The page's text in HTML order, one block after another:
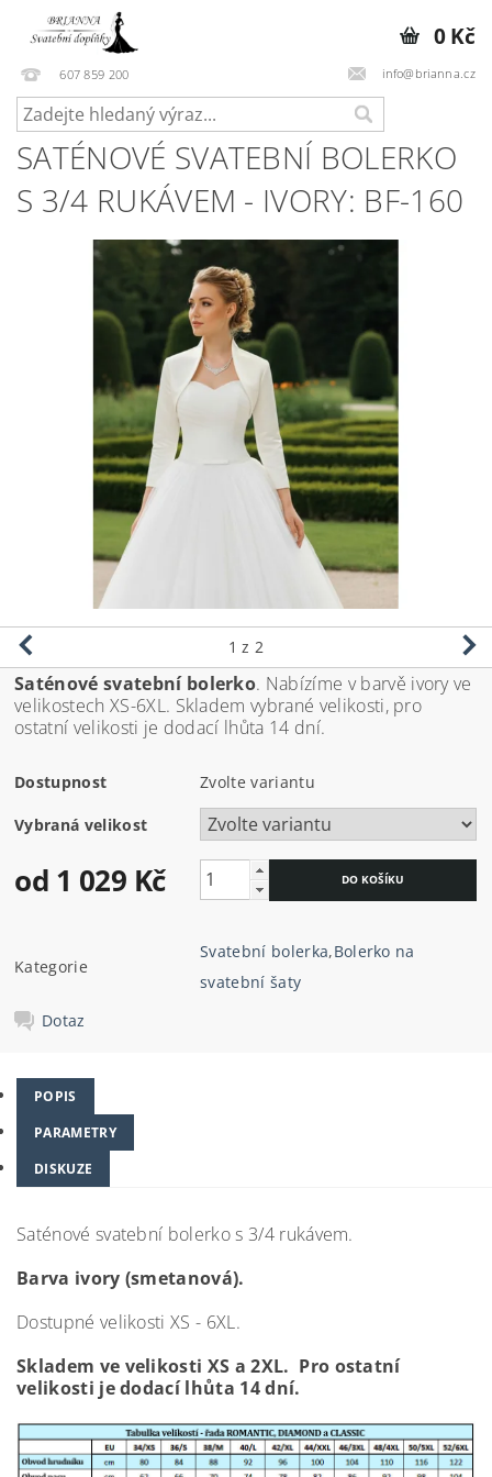
607 859 200 info@brianna.cz
0 Kč
SATÉNOVÉ SVATEBNÍ BOLERKO
S 3/4 RUKÁVEM - IVORY: BF-160
1 z 2
Saténové svatební bolerko. Nabízíme v barvě ivory ve
velikostech XS-6XL. Skladem vybrané velikosti, pro
ostatní velikosti je dodací lhůta 14 dní.
Dostupnost Zvolte variantu
Vybraná velikost
od 1 029 Kč
Kategorie
Svatební bolerka,Bolerko na
svatební šaty
Dotaz
POPIS
PARAMETRY
DISKUZE
Saténové svatební bolerko s 3/4 rukávem.
Barva ivory (smetanová).
Dostupné velikosti XS - 6XL.
Skladem ve velikosti XS a 2XL. Pro ostatní
velikosti je dodací lhůta 14 dní.